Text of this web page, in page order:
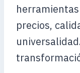
precios,